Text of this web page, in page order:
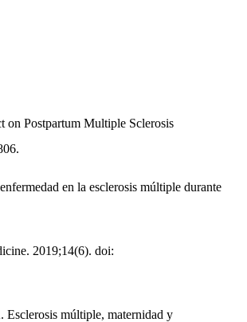
Postpartum Multiple Sclerosis
en la esclerosis múltiple durante
2019;14(6). doi:
múltiple, maternidad y